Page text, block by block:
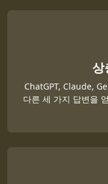
상
ChatGPT, Claude,
다른 세 가지 답변을